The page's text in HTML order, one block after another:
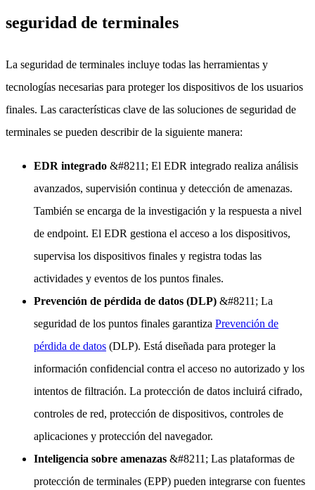
seguridad de terminales
La seguridad de terminales incluye todas las herramientas y
tecnologías necesarias para proteger los dispositivos de los usuarios
finales. Las características clave de las soluciones de seguridad de
terminales se pueden describir de la siguiente manera:
EDR integrado &#8211; El EDR integrado realiza análisis
avanzados, supervisión continua y detección de amenazas.
También se encarga de la investigación y la respuesta a nivel
de endpoint. El EDR gestiona el acceso a los dispositivos,
supervisa los dispositivos finales y registra todas las
actividades y eventos de los puntos finales.
Prevención de pérdida de datos (DLP) &#8211; La
seguridad de los puntos finales garantiza Prevención de
pérdida de datos (DLP). Está diseñada para proteger la
información confidencial contra el acceso no autorizado y los
intentos de filtración. La protección de datos incluirá cifrado,
controles de red, protección de dispositivos, controles de
aplicaciones y protección del navegador.
Inteligencia sobre amenazas &#8211; Las plataformas de
protección de terminales (EPP) pueden integrarse con fuentes